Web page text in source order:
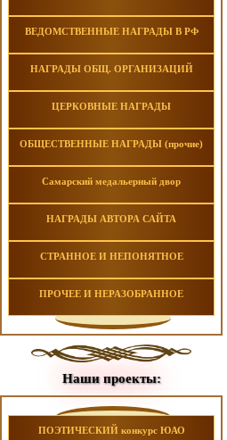
ВЕДОМСТВЕННЫЕ НАГРАДЫ В РФ
НАГРАДЫ ОБЩ. ОРГАНИЗАЦИЙ
ЦЕРКОВНЫЕ НАГРАДЫ
ОБЩЕСТВЕННЫЕ НАГРАДЫ (прочие)
Самарский медальерный двор
НАГРАДЫ АВТОРА САЙТА
СТРАННОЕ И НЕПОНЯТНОЕ
ПРОЧЕЕ И НЕРАЗОБРАННОЕ
Наши проекты:
ПОЭТИЧЕСКИЙ конкурс ЮАО